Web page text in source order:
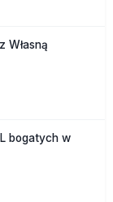
Własną
bogatych w